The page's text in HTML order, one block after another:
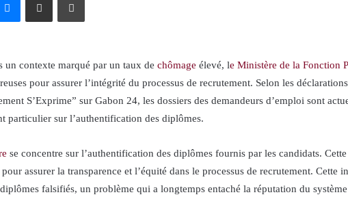
un contexte marqué par un taux de chômage élevé, le Ministère de la Fonction
pour assurer l’intégrité du processus de recrutement. Selon les
S’Exprime” sur Gabon 24, les dossiers des demandeurs d’emploi sont
particulier sur l’authentification des diplômes.
se concentre sur l’authentification des diplômes fournis par les candidats.
assurer la transparence et l’équité dans le processus de recrutement. Cette
falsifiés, un problème qui a longtemps entaché la réputation du